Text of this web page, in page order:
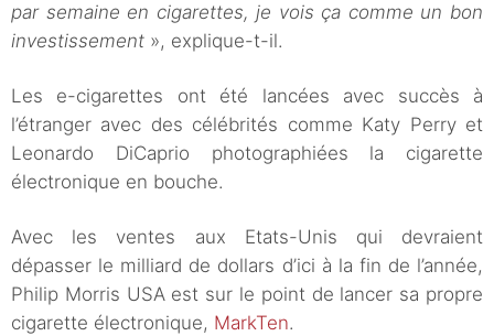
par semaine en cigarettes, je vois ça comme un bon
investissement », explique-t-il.
Les e-cigarettes ont été lancées avec succès à
l’étranger avec des célébrités comme Katy Perry et
Leonardo DiCaprio photographiées la cigarette
électronique en bouche.
Avec les ventes aux Etats-Unis qui devraient
dépasser le milliard de dollars d’ici à la fin de l’année,
Philip Morris USA est sur le point de lancer sa propre
cigarette électronique, MarkTen.